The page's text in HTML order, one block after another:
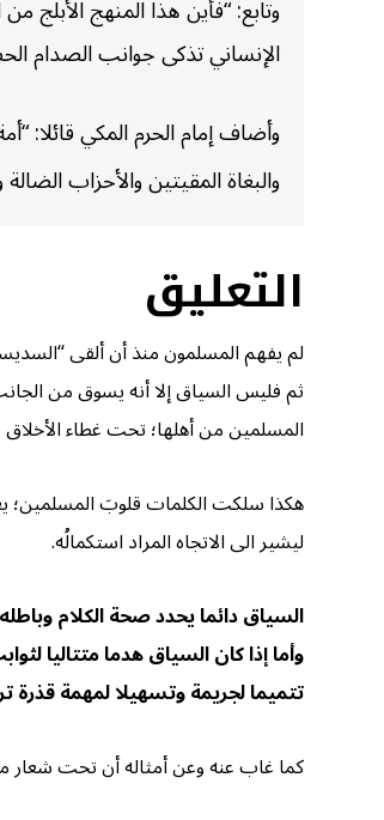
وتابع: “فأين هذا المنهج
الإنساني تذكى جوانب الصدام
وأضاف إمام الحرم المكي قائلا:
والبغاة المقيتين والأحزاب
التعليق
لم يفهم المسلمون منذ أن ألقى
ثم فليس السياق إلا أنه يسوق من
المسلمين من أهلها؛ تحت غطاء
هكذا سلكت الكلمات قلوبَ المسلمين؛
ليشير الى الاتجاه المراد استكمالُه.
السياق دائما يحدد صحة الكلام
وأما إذا كان السياق هدما متتاليا
تتميما لجريمة وتسهيلا لمهمة قذرة
كما غاب عنه وعن أمثاله أن تحت